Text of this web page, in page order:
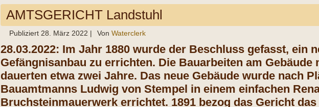
AMTSGERICHT Landstuhl
Publiziert 28. März 2022 | Von Waterclerk
28.03.2022: Im Jahr 1880 wurde der Beschluss gefasst, ein
Gefängnisanbau zu errichten. Die Bauarbeiten am
dauerten etwa zwei Jahre. Das neue Gebäude wurde nach
Bauamtmanns Ludwig von Stempel in einem einfachen
Bruchsteinmauerwerk errichtet. 1891 bezog das Gericht das